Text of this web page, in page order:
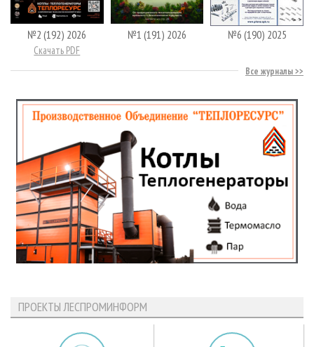
№2 (192) 2026
Скачать PDF
№1 (191) 2026 №6 (190) 2025
Все журналы
ПРОЕКТЫ ЛЕСПРОМИНФОРМ